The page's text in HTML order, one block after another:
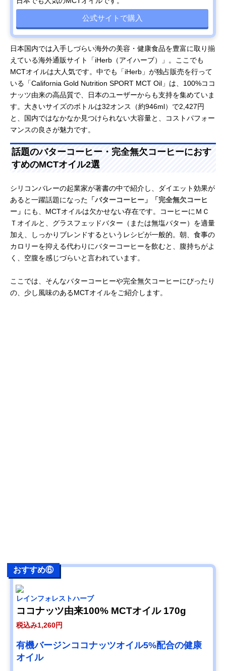
公式サイトで購入
日本国内では入手しづらい海外の美容・健康食品を豊富に取り揃
えている海外通販サイト「iHerb（アイハーブ）」。ここでも
MCTオイルは大人気です。中でも「iHerb」が独占販売を行って
いる「California Gold Nutrition SPORT MCT Oil」は、100%ココ
ナッツ由来の高品質で、日本のユーザーからも支持を集めていま
す。大きいサイズのボトルは32オンス（約946ml）で2,427円
と、国内ではなかなか見つけられない大容量と、コストパフォー
マンスの良さが魅力です。
話題のバターコーヒー・完全無欠コーヒーにおす
すめのMCTオイル2選
シリコンバレーの起業家が著書の中で紹介し、ダイエット効果が
あると一躍話題になった 「バターコーヒー」「完全無欠コーヒ
ー」 にも、MCTオイルは欠かせない存在です。コーヒーにＭＣ
Ｔオイルと、グラスフェッドバター（または無塩バター）を適量
加え、しっかりブレンドするというレシピが一般的。朝、食事の
カロリーを抑える代わりにバターコーヒーを飲むと、腹持ちがよ
く、空腹を感じづらいと言われています。
ここでは、そんなバターコーヒーや完全無欠コーヒーにぴったり
の、少し風味のあるMCTオイルをご紹介します。
おすすめ⑥
レインフォレストハーブ
ココナッツ由来100% MCTオイル 170g
税込み1,260円
有機バージンココナッツオイル5%配合の健康
オイル